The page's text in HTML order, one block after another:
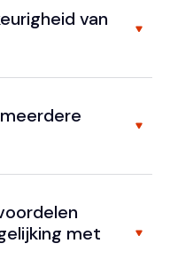
van
met